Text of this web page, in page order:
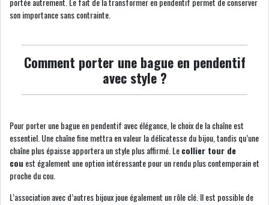
son importance sans contrainte.
Comment porter une bague en pendentif
avec style ?
Pour porter une bague en pendentif avec élégance, le choix de la chaîne est
essentiel. Une chaîne fine mettra en valeur la délicatesse du bijou, tandis qu’une
chaîne plus épaisse apportera un style plus affirmé. Lecollier tour de
cou est également une option intéressante pour un rendu plus contemporain et
proche du cou.
L’association avec d’autres bijoux joue également un rôle clé. Il est possible de